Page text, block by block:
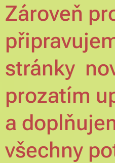
Zároveň
stránky
prozatím
a
všechny